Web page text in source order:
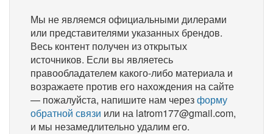
Мы не являемся официальными дилерами
или представителями указанных брендов.
Весь контент получен из открытых
источников. Если вы являетесь
правообладателем какого-либо материала и
возражаете против его нахождения на сайте
— пожалуйста, напишите нам черезформу
обратной связи или на latrom177@gmail.com,
и мы незамедлительно удалим его.